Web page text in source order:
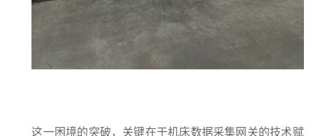
这一困境的突破，关键在于机床数据采集网关的技术赋